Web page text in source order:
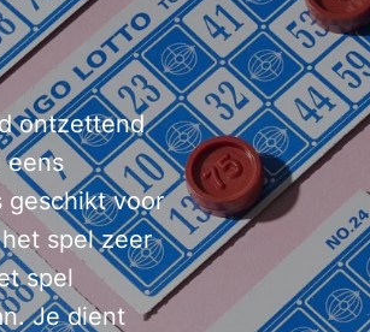
ontzettend
eens
geschikt voor
spel zeer
spel
Je dient